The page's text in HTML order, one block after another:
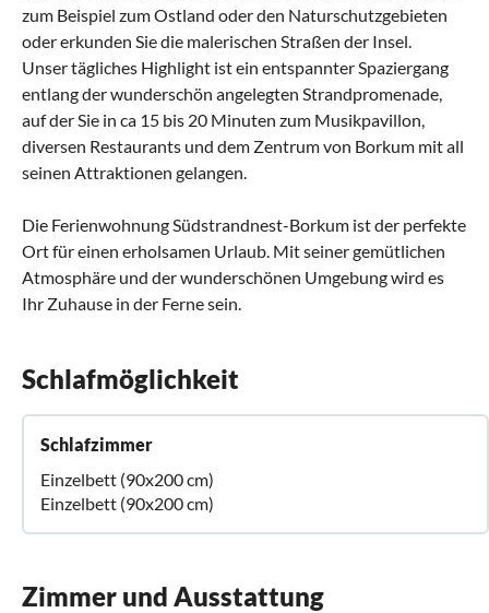
zum Beispiel zum Ostland oder den Naturschutzgebieten
oder erkunden Sie die malerischen Straßen der Insel.
Unser tägliches Highlight ist ein entspannter Spaziergang
entlang der wunderschön angelegten Strandpromenade,
auf der Sie in ca 15 bis 20 Minuten zum Musikpavillon,
diversen Restaurants und dem Zentrum von Borkum mit all
seinen Attraktionen gelangen.
Die Ferienwohnung Südstrandnest-Borkum ist der perfekte
Ort für einen erholsamen Urlaub. Mit seiner gemütlichen
Atmosphäre und der wunderschönen Umgebung wird es
Ihr Zuhause in der Ferne sein.
Schlafmöglichkeit
Schlafzimmer
Einzelbett (90x200 cm)
Einzelbett (90x200 cm)
Zimmer und Ausstattung